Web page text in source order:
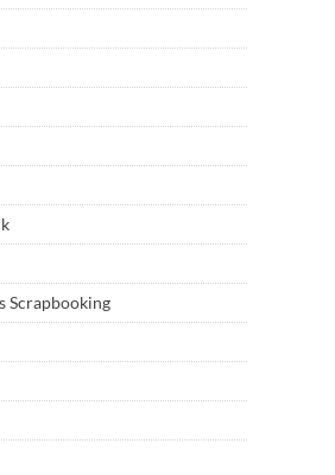
Scrapbooking